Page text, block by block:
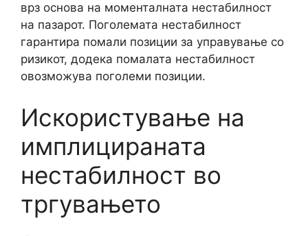
врз основа на моменталната нестабилност
на пазарот. Поголемата нестабилност
гарантира помали позиции за управување со
ризикот, додека помалата нестабилност
овозможува поголеми позиции.
Искористување на
имплицираната
нестабилност во
тргувањето